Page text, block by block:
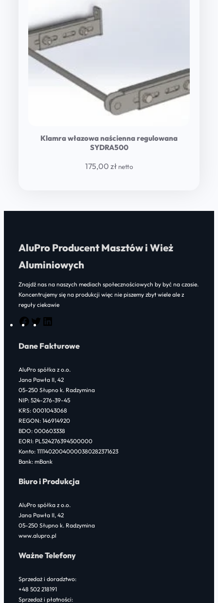
Klamra włazowa naścienna regulowana
SYDRA500
175,00 zł netto
AluPro Producent Masztów i Wież
Aluminiowych
Znajdź nas na naszych mediach społecznościowych by być na czasie.
Koncentrujemy się na produkcji więc nie piszemy zbyt wiele ale z
reguły ciekawie
F
c
b
o
o
k
T
i
t
e
r
n
e
d
I
n
Dane Fakturowe
AluPro spółka z o.o.
Jana Pawła II, 42
05-250 Słupno k. Radzymina
NIP: 524-276-39-45
KRS: 0001043068
REGON: 146914920
BDO: 000603338
EORI: PL524276394500000
Konto: 11114020040000380282371623
Bank: mBank
Biuro i Produkcja
AluPro spółka z o.o.
Jana Pawła II, 42
05-250 Słupno k. Radzymina
www.alupro.pl
Ważne Telefony
Sprzedaż i doradztwo:
+48 502 218191
Sprzedaż i płatności: